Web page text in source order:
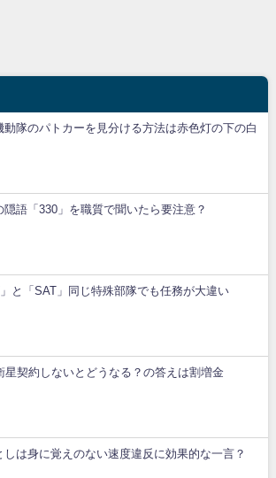
動隊のパトカーを見分ける方法は赤色灯の下の白
隠語「330」を職質で聞いたら要注意？
」と「SAT」同じ特殊部隊でも任務が大違い
星契約しないとどうなる？の答えは割増金
しは身に覚えのない速度違反に効果的な一言？